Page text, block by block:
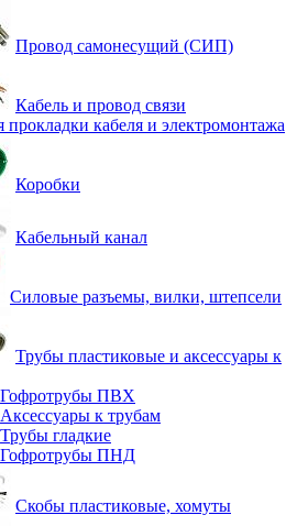
Провод самонесущий (СИП)
Кабель и провод связи
прокладки кабеля и электромонтажа
Коробки
Кабельный канал
Силовые разъемы, вилки, штепсели
Трубы пластиковые и аксессуары к
Гофротрубы ПВХ
Аксессуары к трубам
Трубы гладкие
Гофротрубы ПНД
Скобы пластиковые, хомуты